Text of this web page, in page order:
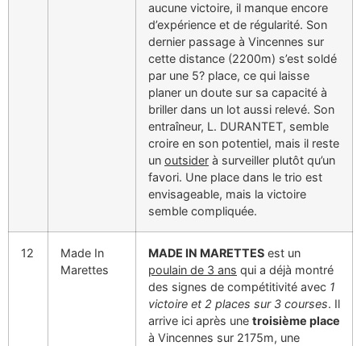
aucune victoire, il manque encore
d’expérience et de régularité. Son
dernier passage à Vincennes sur
cette distance (2200m) s’est soldé
par une 5? place, ce qui laisse
planer un doute sur sa capacité à
briller dans un lot aussi relevé. Son
entraîneur, L. DURANTET, semble
croire en son potentiel, mais il reste
un outsider à surveiller plutôt qu’un
favori. Une place dans le trio est
envisageable, mais la victoire
semble compliquée.
12
Made In
Marettes
MADE IN MARETTES est un
poulain de 3 ans qui a déjà montré
des signes de compétitivité avec 1
victoire et 2 places sur 3 courses. Il
arrive ici après une troisième place
à Vincennes sur 2175m, une